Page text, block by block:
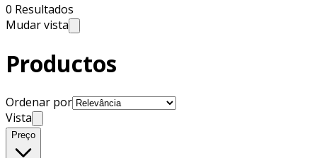
0 Resultados
Mudar vista
Productos
Ordenar por
Vista
Preço